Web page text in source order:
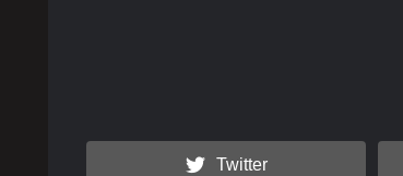
Twitter